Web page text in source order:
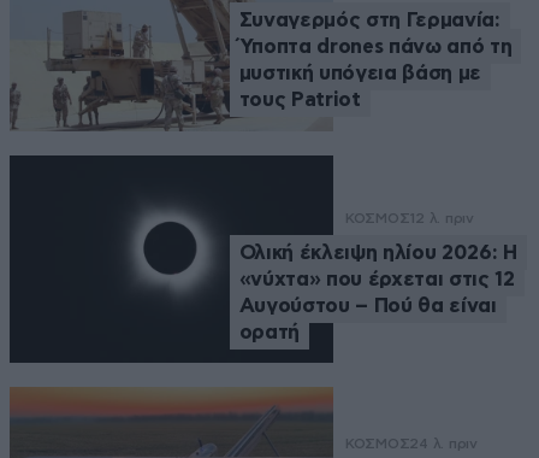
Συναγερμός στη Γερμανία:
Ύποπτα drones πάνω από τη
μυστική υπόγεια βάση με
τους Patriot
ΚΟΣΜΟΣ 12 λ. πριν
Ολική έκλειψη ηλίου 2026: Η
«νύχτα» που έρχεται στις 12
Αυγούστου – Πού θα είναι
ορατή
ΚΟΣΜΟΣ24 λ. πριν